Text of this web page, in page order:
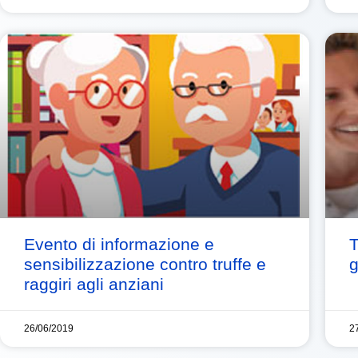
Evento di informazione e
sensibilizzazione contro truffe e
raggiri agli anziani
26/06/2019